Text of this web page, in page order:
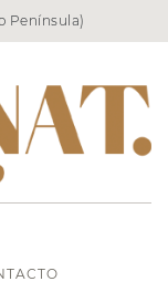
Península)